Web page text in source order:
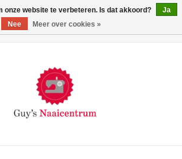
onze website te verbeteren. Is dat akkoord?
Ja
Nee
Meer over cookies »